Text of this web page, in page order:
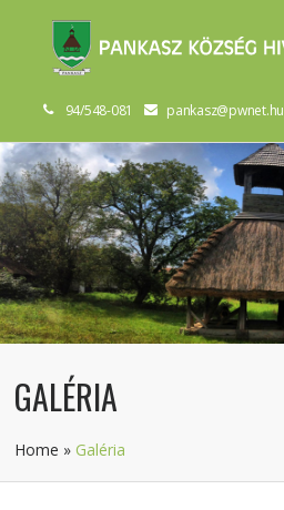
94/548-081 pankasz@pwnet.hu
GALÉRIA
Home » Galéria